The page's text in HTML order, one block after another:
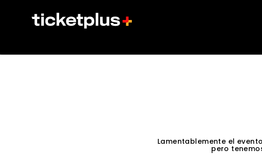
Lamentablemente el evento
pero